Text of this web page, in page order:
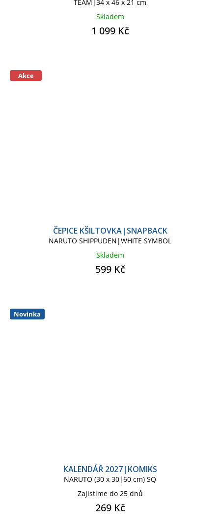
TEAM|34 x 46 x 21 cm
Skladem
1 099 Kč
Akce
ČEPICE KŠILTOVKA|SNAPBACK
NARUTO SHIPPUDEN|WHITE SYMBOL
Skladem
599 Kč
Novinka
KALENDÁŘ 2027|KOMIKS
NARUTO (30 x 30|60 cm) SQ
Zajistíme do 25 dnů
269 Kč